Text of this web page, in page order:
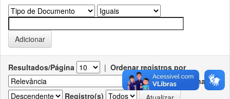
Resultados/Página | Ordenar registros por
Ordenar
Registro(s)